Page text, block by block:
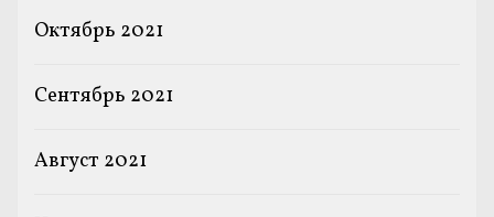
Октябрь 2021
Сентябрь 2021
Август 2021